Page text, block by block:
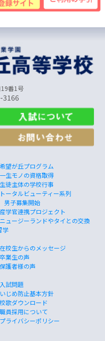
番1号
3166
希望が丘プログラム
一生モノの資格取得
生徒主体の学校行事
トータルビューティー系列
男子募集開始
産学官連携プロジェクト
ニュージーランドやタイとの交換
学
在校生からのメッセージ
卒業生の声
保護者様の声
入試問題
いじめ防止基本方針
校歌ダウンロード
職員採用について
プライバシーポリシー